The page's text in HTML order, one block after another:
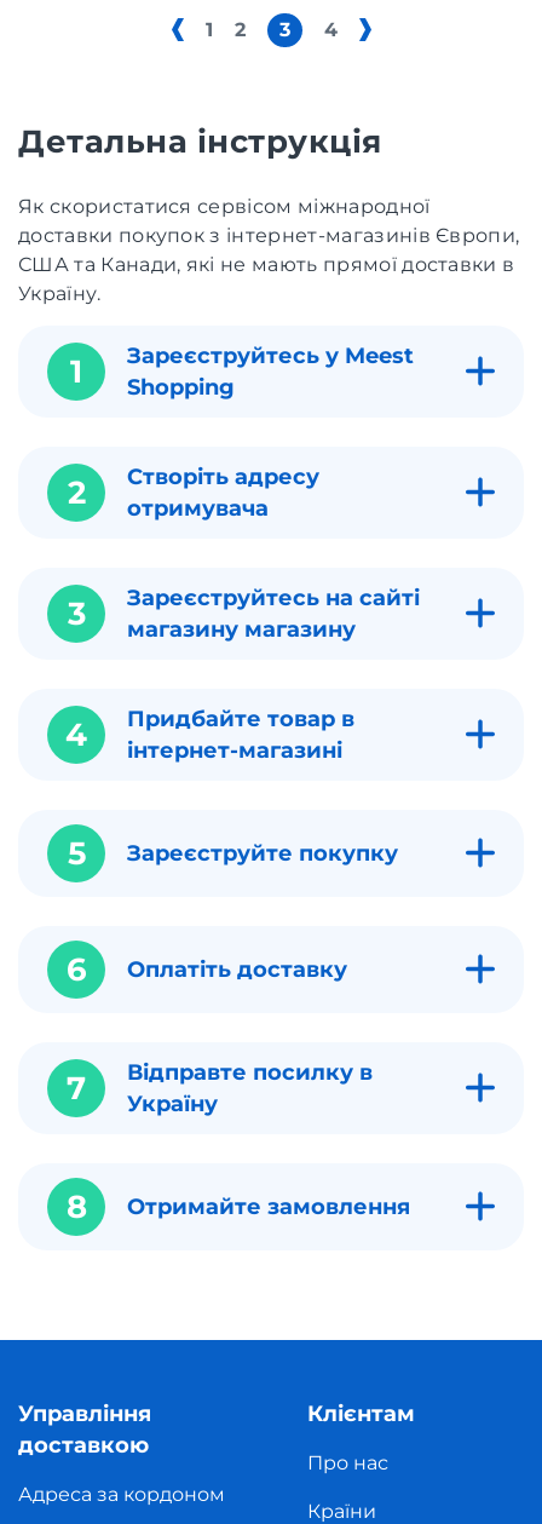
1 2 3 4
Детальна інструкція
Як скористатися сервісом міжнародної
доставки покупок з інтернет-магазинів Європи,
США та Канади, які не мають прямої доставки в
Україну.
1
Зареєструйтесь у Meest
Shopping
2
Створіть адресу
отримувача
3
Зареєструйтесь на сайті
магазину магазину
4
Придбайте товар в
інтернет-магазині
5 Зареєструйте покупку
6 Оплатіть доставку
7
Відправте посилку в
Україну
8 Отримайте замовлення
Управління
доставкою
Адреса за кордоном
Клієнтам
Про нас
Країни